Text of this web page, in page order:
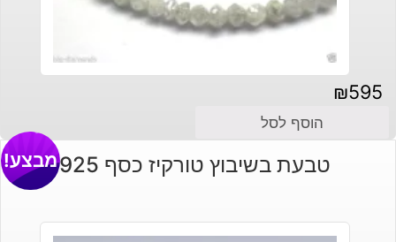
₪595
הוסף לסל
טבעת בשיבוץ טורקיז כסף 925 מבצע!